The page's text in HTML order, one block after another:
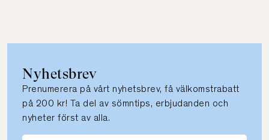
Nyhetsbrev
Prenumerera på vårt nyhetsbrev, få välkomstrabatt
på 200 kr! Ta del av sömntips, erbjudanden och
nyheter först av alla.